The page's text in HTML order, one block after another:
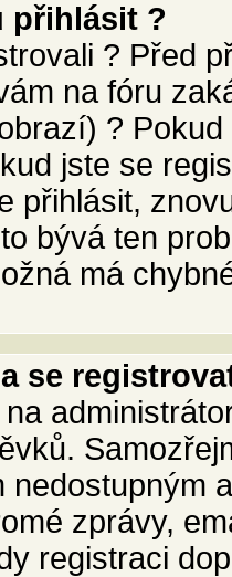
přihlásit ?
? Před
na fóru
?
jste se
přihlásit,
bývá ten
má
se
nedostupným
zprávy,
registraci